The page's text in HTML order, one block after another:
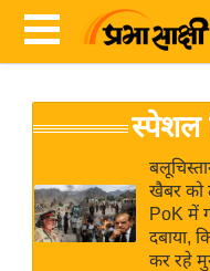
News
Hindi
Hindi
ब
र
स्पेशल
खैबर को
PoK में
दबाया,
कर रहे